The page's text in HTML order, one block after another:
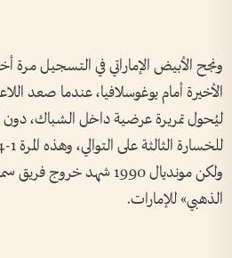
ونجح الأبيض الإماراتي في التسجيل مرة
الأخيرة أمام يوغوسلافيا، عندما صعد
ليُحول تمريرة عرضية داخل الشباك،
ولكن مونديال 1990 شهد
الذهبي» للإمارات.